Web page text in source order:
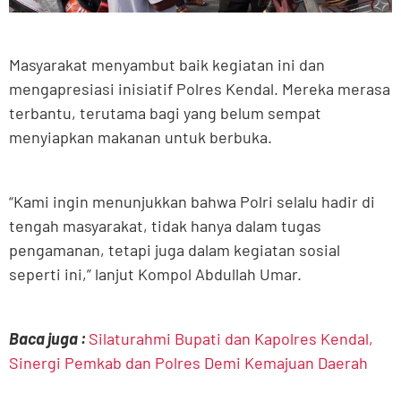
Masyarakat menyambut baik kegiatan ini dan
mengapresiasi inisiatif Polres Kendal. Mereka merasa
terbantu, terutama bagi yang belum sempat
menyiapkan makanan untuk berbuka.
“Kami ingin menunjukkan bahwa Polri selalu hadir di
tengah masyarakat, tidak hanya dalam tugas
pengamanan, tetapi juga dalam kegiatan sosial
seperti ini,” lanjut Kompol Abdullah Umar.
Baca juga : Silaturahmi Bupati dan Kapolres Kendal,
Sinergi Pemkab dan Polres Demi Kemajuan Daerah